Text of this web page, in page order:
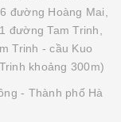
đường Hoàng Mai,
đường Tam Trinh,
Trinh - cầu Kuo
khoảng 300m)
- Thành phố Hà